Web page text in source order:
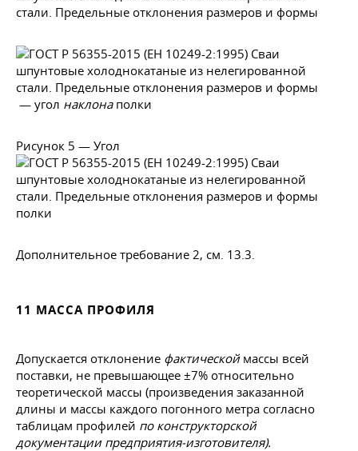
— угол наклонаполки
Рисунок 5 — Угол
полки
Дополнительное требование 2, см. 13.3.
11 МАССА ПРОФИЛЯ
Допускается отклонение фактическоймассы всей
поставки, не превышающее ±7% относительно
теоретической массы (произведения заказанной
длины и массы каждого погонного метра согласно
таблицам профилей по конструкторской
документации предприятия-изготовителя).